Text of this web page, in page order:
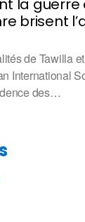
la guerre
brisent
de Tawilla
International
des…